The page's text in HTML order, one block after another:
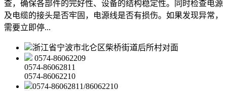
查，确保各部件的完好性、设备的结构稳定性。同时检查电源
及电缆的接头是否牢固，电源线是否有损伤。如果发现异常，
需要立即停...
浙江省宁波市北仑区柴桥街道后所村对面
0574-86062209
0574-86062811
0574-86062210
0574-86062811/86062210